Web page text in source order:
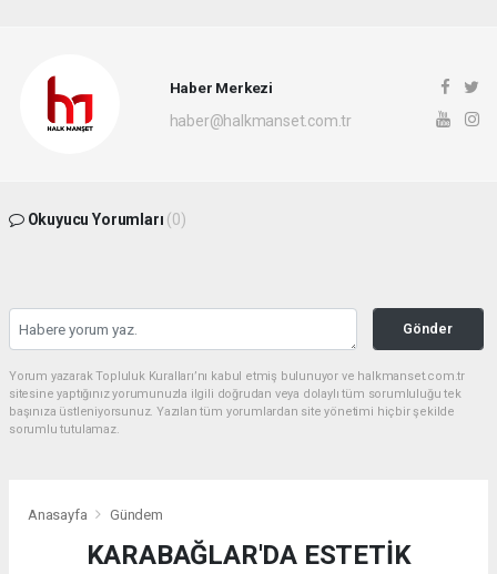
Haber Merkezi
haber@halkmanset.com.tr
Okuyucu Yorumları (0)
Gönder
Yorum yazarak Topluluk Kuralları’nı kabul etmiş bulunuyor ve halkmanset.com.tr
sitesine yaptığınız yorumunuzla ilgili doğrudan veya dolaylı tüm sorumluluğu tek
başınıza üstleniyorsunuz. Yazılan tüm yorumlardan site yönetimi hiçbir şekilde
sorumlu tutulamaz.
Anasayfa Gündem
KARABAĞLAR'DA ESTETİK